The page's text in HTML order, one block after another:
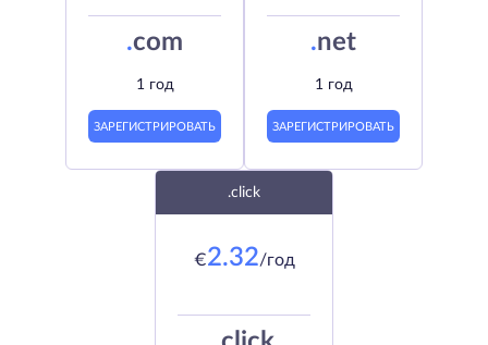
.com
1 год
ЗАРЕГИСТРИРОВАТЬ
.net
1 год
ЗАРЕГИСТРИРОВАТЬ
.click
€2.32/год